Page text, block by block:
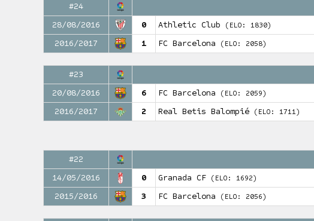
#24
28/08/2016
0 Athletic Club (ELO: 1830)
2016/2017 1 FC Barcelona (ELO: 2058)
#23
20/08/2016
6 FC Barcelona (ELO: 2059)
2016/2017 2 Real Betis Balompié (ELO: 1711)
#22
14/05/2016
0 Granada CF (ELO: 1692)
2015/2016 3 FC Barcelona (ELO: 2056)